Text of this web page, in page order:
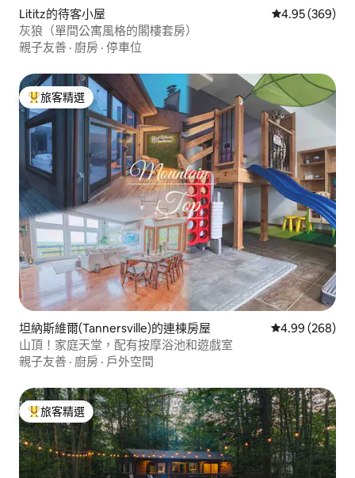
Lititz的待客小屋 從 369 則評價
4.95 (369)
灰狼（單間公寓風格的閣樓套房）
親子友善 · 廚房 · 停車位
旅客精選榜首
旅客精選
坦納斯維爾(Tannersville)的連棟房屋 從 268 則評價
4.99 (268)
山頂！家庭天堂，配有按摩浴池和遊戲室
親子友善 · 廚房 · 戶外空間
旅客精選榜首
旅客精選